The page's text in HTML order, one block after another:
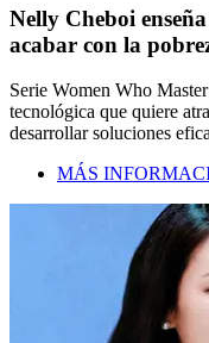
Nelly Cheboi
acabar con la
Serie Women Who
tecnológica que quiere
desarrollar soluciones
MÁS